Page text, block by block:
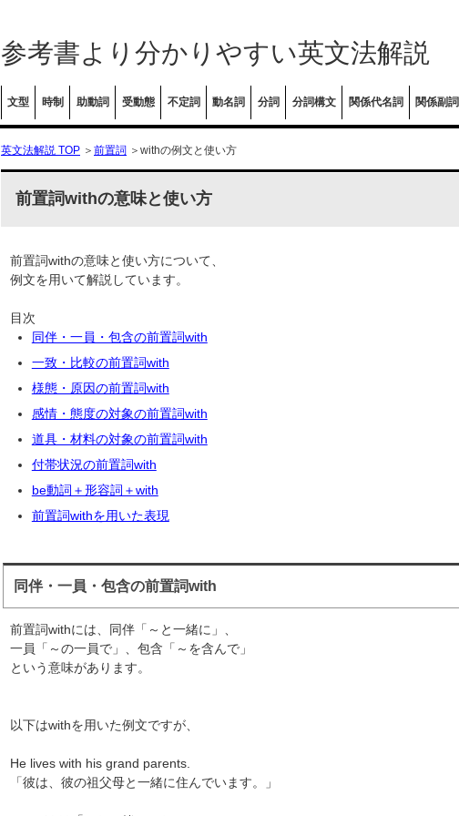
参考書より分かりやすい英文法解説
文型 時制 助動詞 受動態 不定詞 動名詞 分詞 分詞構文 関係代名詞 関係副詞
英文法解説 TOP ＞ 前置詞 ＞withの例文と使い方
前置詞withの意味と使い方
前置詞withの意味と使い方について、
例文を用いて解説しています。
目次
同伴・一員・包含の前置詞with
一致・比較の前置詞with
様態・原因の前置詞with
感情・態度の対象の前置詞with
道具・材料の対象の前置詞with
付帯状況の前置詞with
be動詞＋形容詞＋with
前置詞withを用いた表現
同伴・一員・包含の前置詞with
前置詞withには、同伴「～と一緒に」、
一員「～の一員で」、包含「～を含んで」
という意味があります。
以下はwithを用いた例文ですが、
He lives with his grand parents.
「彼は、彼の祖父母と一緒に住んでいます。」